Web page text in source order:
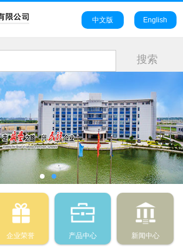
中文版 English
企业荣誉 产品中心 新闻中心